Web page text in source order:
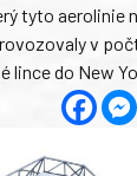
tyto aerolinie
v
lince do New